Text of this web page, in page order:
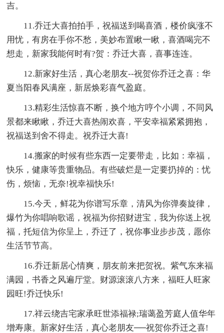
吉。
11.乔迁大喜拍拍手，祝福送到喝喜酒，楼价疯涨不
用忧，有房在手你不愁，美妙布置瞅一瞅，喜酒喝完不
想走，新家我能何时有?贺：乔迁大喜，喜事连连。
12.新家好生活，真心老朋友--祝贺你乔迁之喜：华
夏当阳春风满座，新居焕彩喜气盈庭。
13.精彩生活惊喜不断，换个地方哼个小调，不同风
景都来瞅瞅，乔迁大喜热闹欢喜，平安幸福紧紧拥抱，
祝福送到舍不得走。祝乔迁大喜!
14.搬家的时候有些东西一定要带走，比如：幸福，
快乐，健康等贵重物品。有些破烂是一定要扔掉的：忧
伤，烦恼，无奈!祝幸福快乐!
15.今天，鲜花为你谱写乐章，清风为你弹奏旋律，
爆竹为你唱响歌谣，祝福为你招财进宝，我为你送上祝
福，托短信为你呈上，乔迁了，祝你事业步步茂，愿你
生活节节高。
16.乔迁新居心情爽，朋友前来把贺祝。紫气东来福
满园，书香之风遍厅堂。财源滚滚八方来，福旺人旺家
园旺!乔迁快乐!
17.祥云绕吉宅家承旺世添福禄;瑞蔼盈芳庭人值华年
增寿康。新家好生活，真心老朋友──祝贺你乔迁之喜!